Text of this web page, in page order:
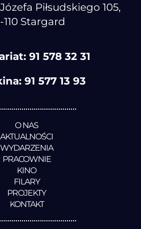
Piłsudskiego 105,
110 Stargard
91 578 32 31
91 577 13 93
O NAS
AKTUALNOŚCI
WYDARZENIA
PRACOWNIE
KINO
FILARY
PROJEKTY
KONTAKT